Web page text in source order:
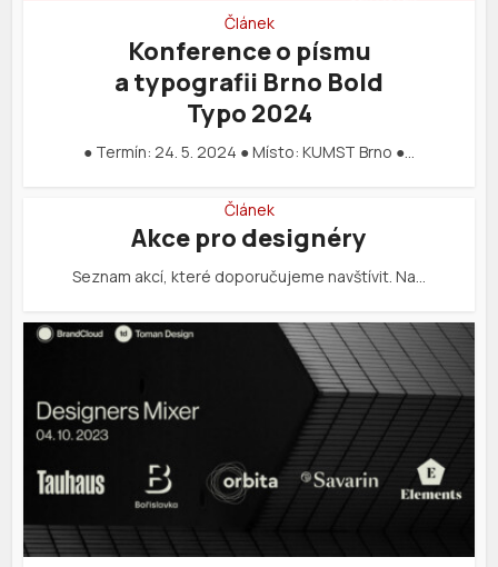
Článek
Konference o písmu
a typografii Brno Bold
Typo 2024
● Termín: 24. 5. 2024 ● Místo: KUMST Brno ●…
Článek
Akce pro designéry
Seznam akcí, které doporučujeme navštívit. Na…